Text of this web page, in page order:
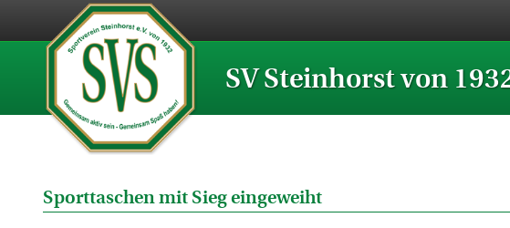
SV Steinhorst von
Sporttaschen mit Sieg eingeweiht